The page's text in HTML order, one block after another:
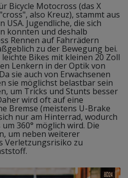
Bicycle Motocross (das X
also Kreuz), stammt aus
USA. Jugendliche, die sich
konnten und deshalb
Rennen auf Fahrrädern
zu der Bewegung bei.
Bikes mit kleinen 20 Zoll
Lenkern in der Optik von
sie auch von Erwachsenen
sie möglichst belastbar sein
um Tricks und Stunts besser
wird oft auf eine
Bremse (meistens U-Brake
nur am Hinterrad, wodurch
360° möglich wird. Die
um neben weiterer
Verletzungsrisiko zu